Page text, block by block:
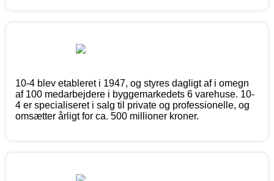
10-4 blev etableret i 1947, og styres dagligt af i omegn
af 100 medarbejdere i byggemarkedets 6 varehuse. 10-
4 er specialiseret i salg til private og professionelle, og
omsætter årligt for ca. 500 millioner kroner.